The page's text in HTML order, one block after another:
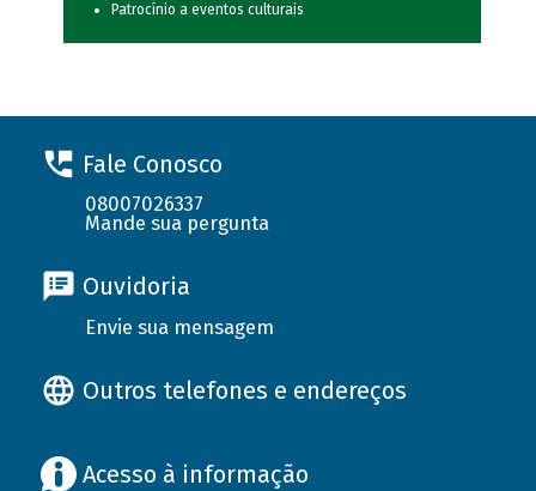
Patrocínio a eventos culturais
Fale Conosco
08007026337
Mande sua pergunta
Ouvidoria
Envie sua mensagem
Outros telefones e endereços
Acesso à informação